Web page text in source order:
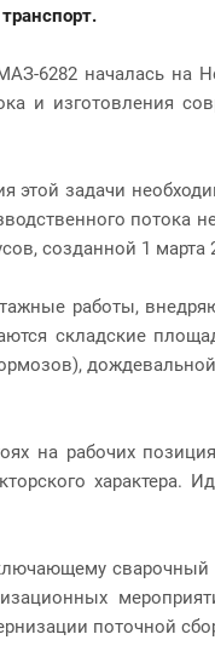
6282 началась на
и изготовления
этой задачи
потока
созданной 1 марта
работы,
складские
на рабочих
характера.
сварочный
поточной